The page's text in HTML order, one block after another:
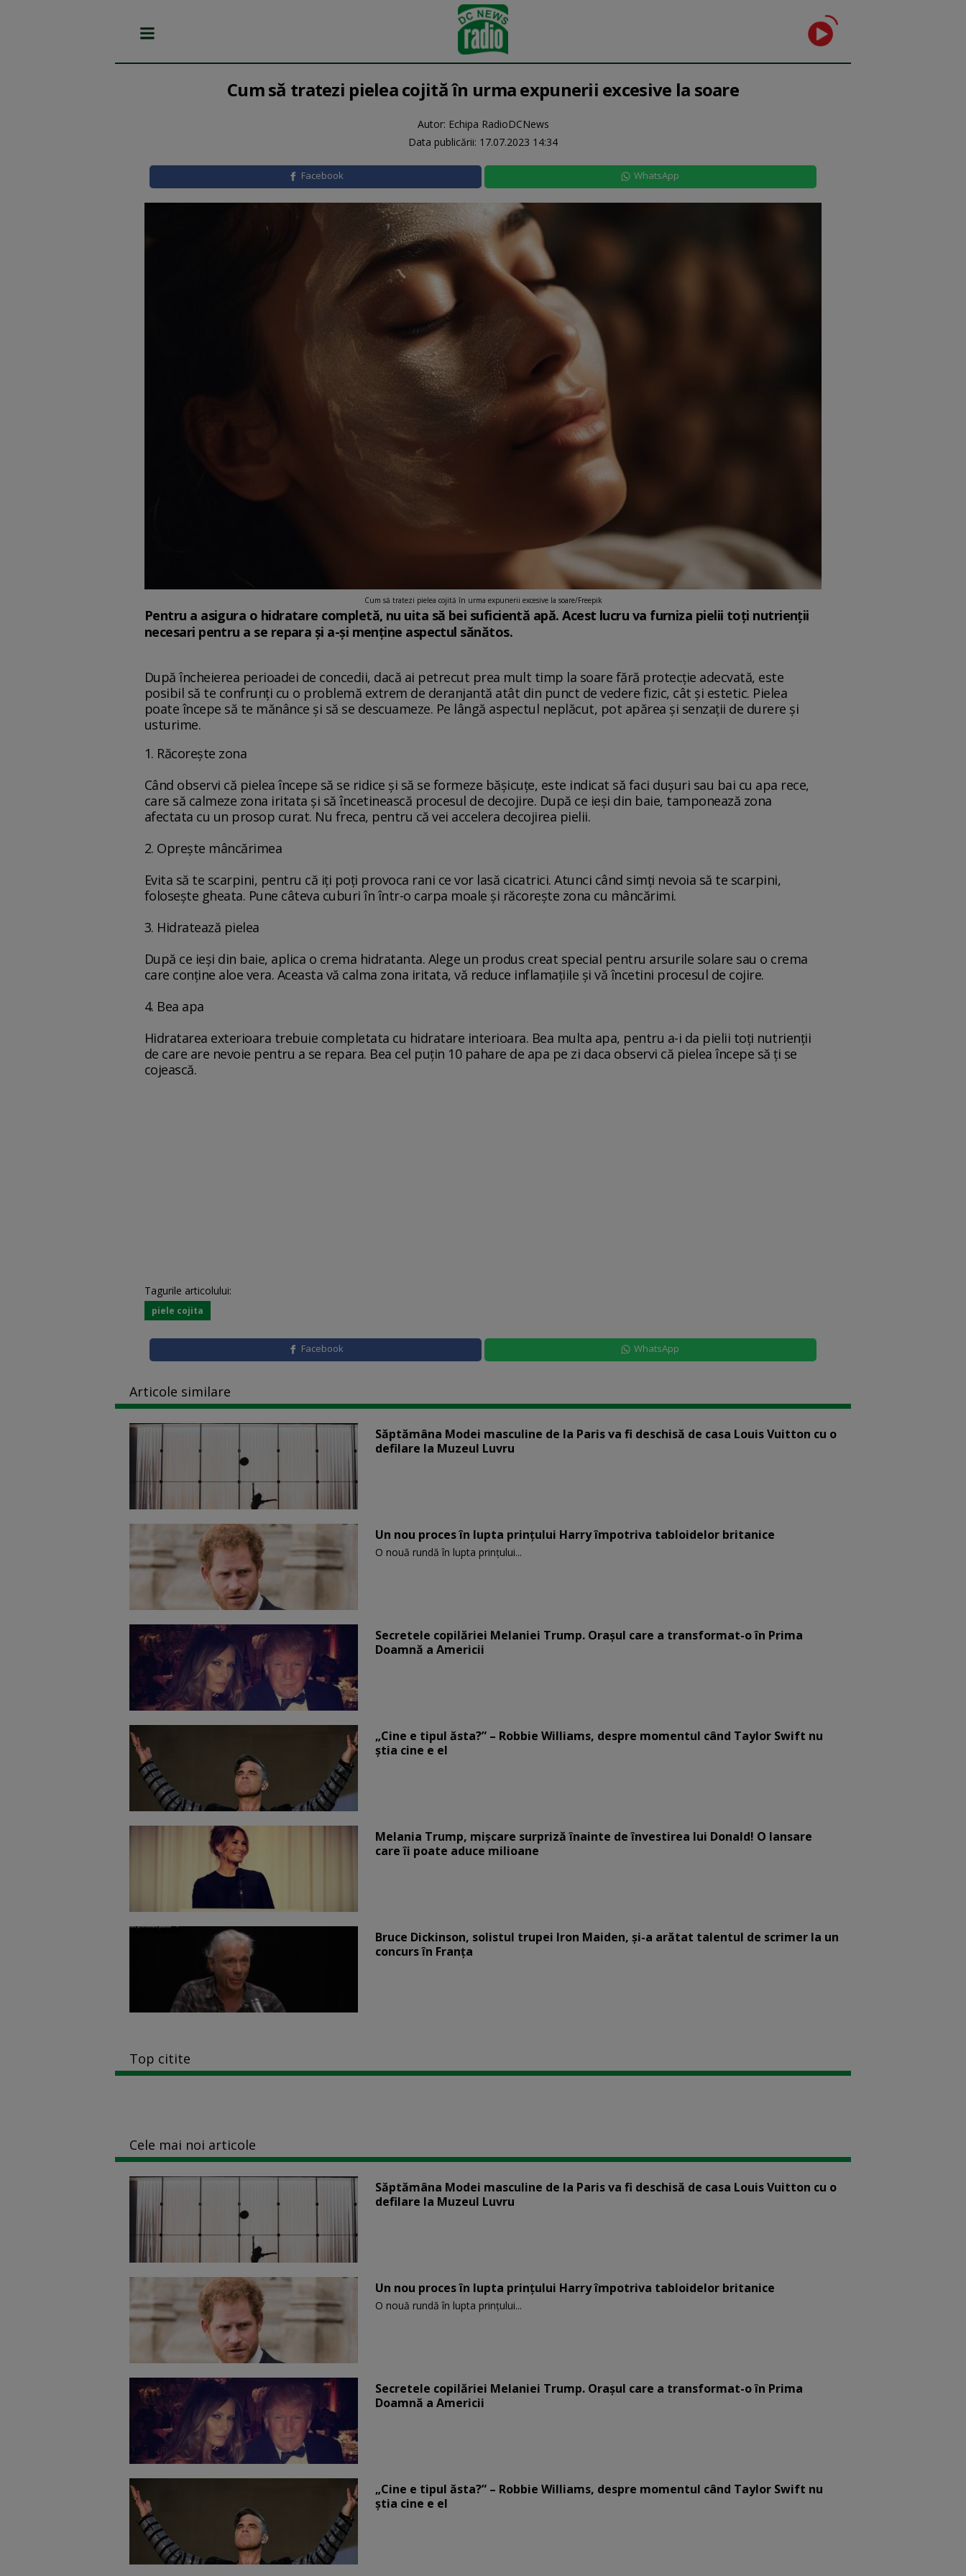
Cum să tratezi pielea cojită în urma expunerii excesive la soare
Autor: Echipa RadioDCNews
Data publicării: 17.07.2023 14:34
Facebook WhatsApp
Cum să tratezi pielea cojită în urma expunerii excesive la soare/Freepik
Pentru a asigura o hidratare completă, nu uita să bei suficientă apă. Acest lucru va furniza pielii toți nutrienții
necesari pentru a se repara și a-și menține aspectul sănătos.
După încheierea perioadei de concedii, dacă ai petrecut prea mult timp la soare fără protecție adecvată, este
posibil să te confrunți cu o problemă extrem de deranjantă atât din punct de vedere fizic, cât și estetic. Pielea
poate începe să te mănânce și să se descuameze. Pe lângă aspectul neplăcut, pot apărea și senzații de durere și
usturime.
1. Răcorește zona
Când observi că pielea începe să se ridice și să se formeze bășicuțe, este indicat să faci dușuri sau bai cu apa rece,
care să calmeze zona iritata și să încetinească procesul de decojire. După ce ieși din baie, tamponează zona
afectata cu un prosop curat. Nu freca, pentru că vei accelera decojirea pielii.
2. Oprește mâncărimea
Evita să te scarpini, pentru că iți poți provoca rani ce vor lasă cicatrici. Atunci când simți nevoia să te scarpini,
folosește gheata. Pune câteva cuburi în într-o carpa moale și răcorește zona cu mâncărimi.
3. Hidratează pielea
După ce ieși din baie, aplica o crema hidratanta. Alege un produs creat special pentru arsurile solare sau o crema
care conține aloe vera. Aceasta vă calma zona iritata, vă reduce inflamațiile și vă încetini procesul de cojire.
4. Bea apa
Hidratarea exterioara trebuie completata cu hidratare interioara. Bea multa apa, pentru a-i da pielii toți nutrienții
de care are nevoie pentru a se repara. Bea cel puțin 10 pahare de apa pe zi daca observi că pielea începe să ți se
cojească.
Tagurile articolului:
piele cojita
Facebook WhatsApp
Articole similare
Săptămâna Modei masculine de la Paris va fi deschisă de casa Louis Vuitton cu o
defilare la Muzeul Luvru
Un nou proces în lupta prinţului Harry împotriva tabloidelor britanice
O nouă rundă în lupta prinţului...
Secretele copilăriei Melaniei Trump. Orașul care a transformat-o în Prima
Doamnă a Americii
„Cine e tipul ăsta?” – Robbie Williams, despre momentul când Taylor Swift nu
știa cine e el
Melania Trump, mișcare surpriză înainte de învestirea lui Donald! O lansare
care îi poate aduce milioane
Bruce Dickinson, solistul trupei Iron Maiden, şi-a arătat talentul de scrimer la un
concurs în Franţa
Top citite
Cele mai noi articole
Săptămâna Modei masculine de la Paris va fi deschisă de casa Louis Vuitton cu o
defilare la Muzeul Luvru
Un nou proces în lupta prinţului Harry împotriva tabloidelor britanice
O nouă rundă în lupta prinţului...
Secretele copilăriei Melaniei Trump. Orașul care a transformat-o în Prima
Doamnă a Americii
„Cine e tipul ăsta?” – Robbie Williams, despre momentul când Taylor Swift nu
știa cine e el